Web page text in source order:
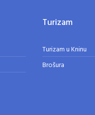
Turizam
Turizam u Kninu
Brošura